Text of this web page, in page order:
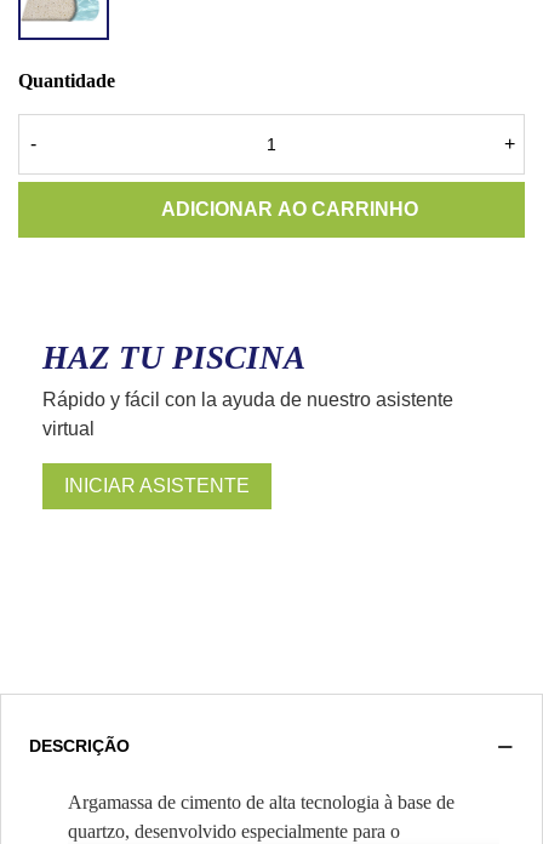
WHITE
SAND
Quantidade
- +
ADICIONAR AO CARRINHO
HAZ TU PISCINA
Rápido y fácil con la ayuda de nuestro asistente
virtual
INICIAR ASISTENTE
DESCRIÇÃO
Argamassa de cimento de alta tecnologia à base de
quartzo, desenvolvido especialmente para o